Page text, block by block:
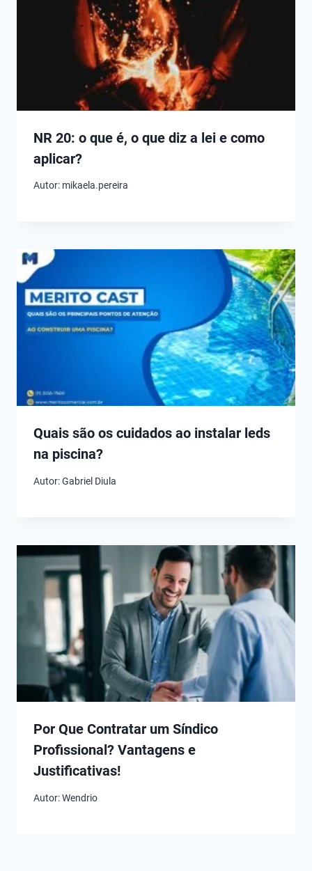
NR 20: o que é, o que diz a lei e como
aplicar?
Autor: mikaela.pereira
Quais são os cuidados ao instalar leds
na piscina?
Autor:Gabriel Diula
Por Que Contratar um Síndico
Profissional? Vantagens e
Justificativas!
Autor:Wendrio